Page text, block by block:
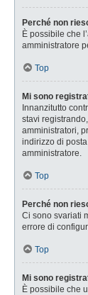
Perché non
È possibile che
amministratore
Top
Mi sono
Innanzitutto
stavi
amministratori,
indirizzo di
amministratore.
Top
Perché non
Ci sono svariati
errore di
Top
Mi sono
È possibile che